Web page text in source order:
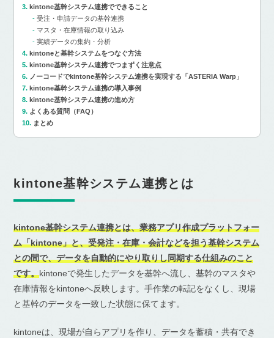
kintone基幹システム連携でできること
受注・申請データの基幹連携
マスタ・在庫情報の取り込み
実績データの集約・分析
kintoneと基幹システムをつなぐ方法
kintone基幹システム連携でつまずく注意点
ノーコードでkintone基幹システム連携を実現する「ASTERIA Warp」
kintone基幹システム連携の導入事例
kintone基幹システム連携の進め方
よくある質問（FAQ）
まとめ
kintone基幹システム連携とは
kintone基幹システム連携とは、業務アプリ作成プラットフォー
ム「kintone」と、受発注・在庫・会計などを担う基幹システム
との間で、データを自動的にやり取りし同期する仕組みのこと
です。kintoneで発生したデータを基幹へ流し、基幹のマスタや
在庫情報をkintoneへ反映します。手作業の転記をなくし、現場
と基幹のデータを一致した状態に保てます。
kintoneは、現場が自らアプリを作り、データを蓄積・共有でき